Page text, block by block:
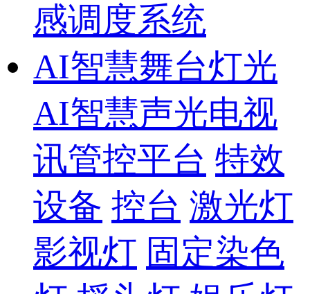
感调度系统
AI智慧舞台灯光
AI智慧声光电视
讯管控平台 特效
设备 控台 激光灯
影视灯 固定染色